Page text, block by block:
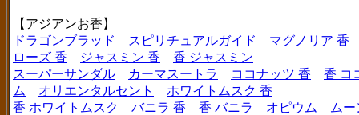
【アジアンお香】
ドラゴンブラッド
スピリチュアルガイド
マグノリア 香
ローズ 香
ジャスミン 香
香 ジャスミン
スーパーサンダル
カーマスートラ ココナッツ 香
香 コ
ム
オリエンタルセント
ホワイトムスク 香
香 ホワイトムスク
バニラ 香 香 バニラ オピウム
ムー